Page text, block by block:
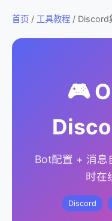
首页 / 工具教程 / Discord
🎮
Bot配置 + 消息
时在
Discord